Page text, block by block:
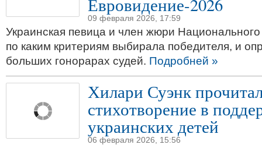
Евровидение-2026
09 февраля 2026, 17:59
Украинская певица и член жюри
по каким критериям выбирала победителя, и
больших гонорарах судей. Подробней »
Хилари Суэнк
стихотворение в
украинских детей
06 февраля 2026, 15:56